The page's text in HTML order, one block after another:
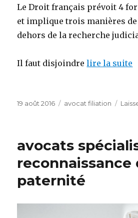
Le Droit français prévoit 4
et implique trois manières de
dehors de la recherche
Il faut disjoindrelire la suite
Publié
19 août 2016 Catégories
avocat filiation
avocats
reconnaissance
paternité